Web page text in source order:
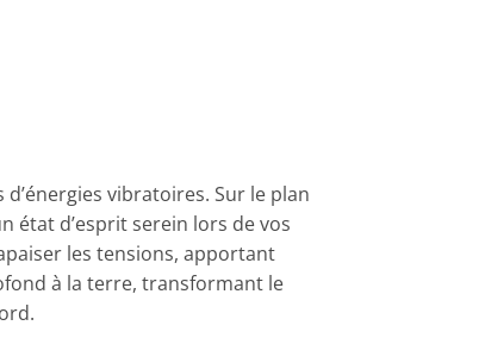
vibratoires. Sur le plan
état d’esprit serein lors de vos
les tensions, apportant
à la terre, transformant le